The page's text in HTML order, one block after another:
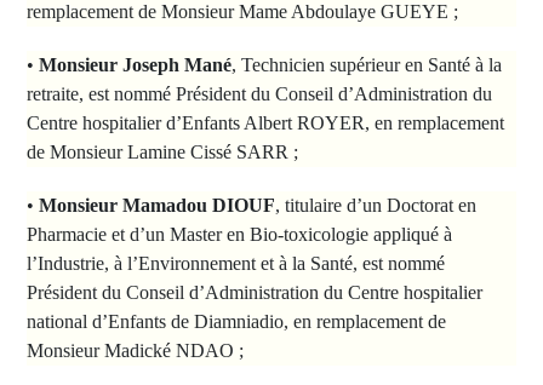
remplacement de Monsieur Mame Abdoulaye GUEYE ;
• Monsieur Joseph Mané, Technicien supérieur en Santé à la
retraite, est nommé Président du Conseil d’Administration du
Centre hospitalier d’Enfants Albert ROYER, en remplacement
de Monsieur Lamine Cissé SARR ;
• Monsieur Mamadou DIOUF, titulaire d’un Doctorat en
Pharmacie et d’un Master en Bio-toxicologie appliqué à
l’Industrie, à l’Environnement et à la Santé, est nommé
Président du Conseil d’Administration du Centre hospitalier
national d’Enfants de Diamniadio, en remplacement de
Monsieur Madické NDAO ;